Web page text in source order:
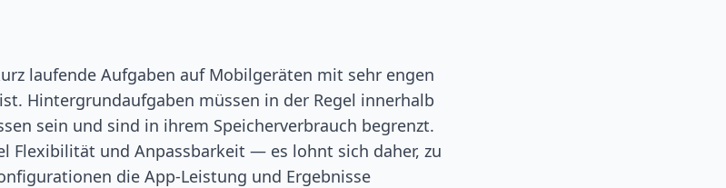
laufende Aufgaben auf Mobilgeräten mit sehr engen
Hintergrundaufgaben müssen in der Regel innerhalb
sein und sind in ihrem Speicherverbrauch begrenzt.
Flexibilität und Anpassbarkeit — es lohnt sich daher, zu
die App-Leistung und Ergebnisse